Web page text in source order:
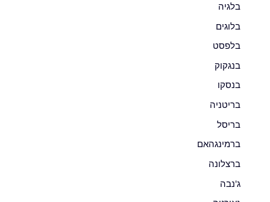
בלגיה
בלוגים
בלפסט
בנגקוק
בנסקו
בריטניה
בריסל
ברמינגהאם
ברצלונה
ג'נבה